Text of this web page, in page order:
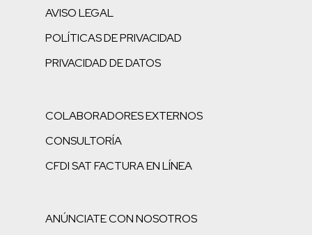
AVISO LEGAL
POLÍTICAS DE PRIVACIDAD
PRIVACIDAD DE DATOS
COLABORADORES EXTERNOS
CONSULTORÍA
CFDI SAT FACTURA EN LÍNEA
ANÚNCIATE CON NOSOTROS